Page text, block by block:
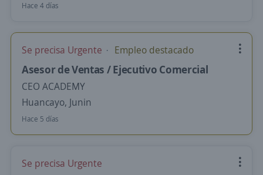
Hace 4 días
Se precisa Urgente Empleo destacado
Asesor de Ventas / Ejecutivo Comercial
CEO ACADEMY
Huancayo, Junin
Hace 5 días
Se precisa Urgente